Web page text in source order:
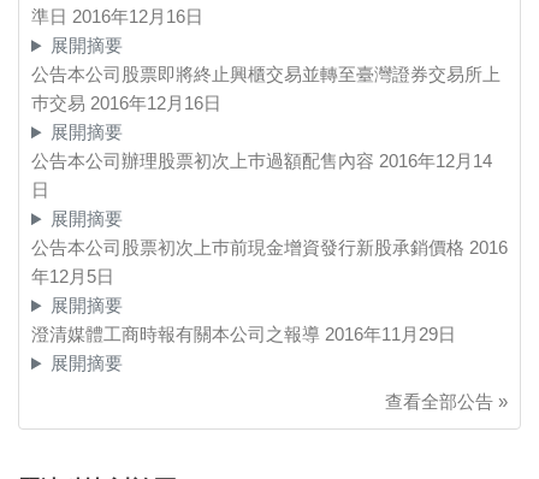
準日 2016年12月16日
展開摘要
公告本公司股票即將終止興櫃交易並轉至臺灣證券交易所上
巿交易 2016年12月16日
展開摘要
公告本公司辦理股票初次上巿過額配售內容 2016年12月14
日
展開摘要
公告本公司股票初次上巿前現金增資發行新股承銷價格 2016
年12月5日
展開摘要
澄清媒體工商時報有關本公司之報導 2016年11月29日
展開摘要
查看全部公告 »